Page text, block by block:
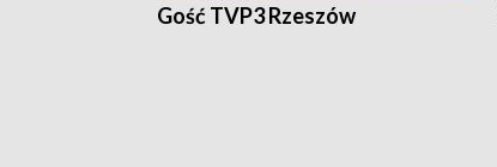
Gość TVP3 Rzeszów